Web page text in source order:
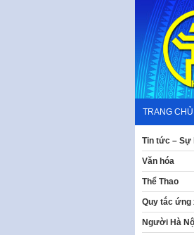
content
TRANG CHỦ
Tin tức – Sự
Văn hóa
Thể Thao
Quy tắc ứng
Người Hà